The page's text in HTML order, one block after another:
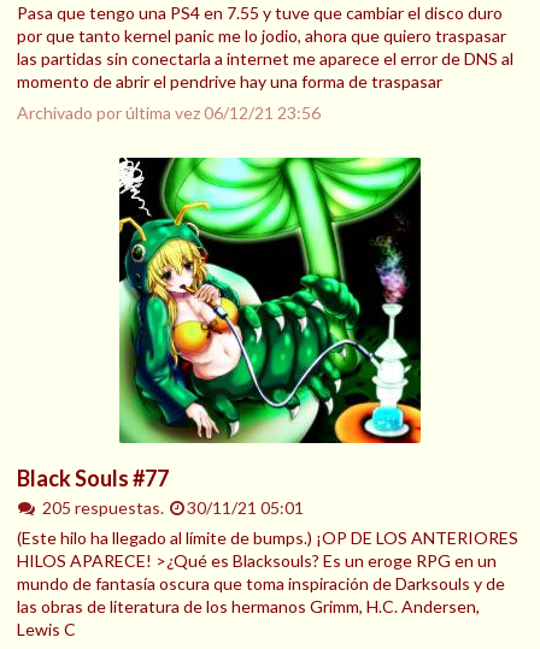
Pasa que tengo una PS4 en 7.55 y tuve que cambiar el disco duro
por que tanto kernel panic me lo jodio, ahora que quiero traspasar
las partidas sin conectarla a internet me aparece el error de DNS al
momento de abrir el pendrive hay una forma de traspasar
Archivado por última vez06/12/21 23:56
Black Souls #77
205 respuestas.
30/11/21 05:01
(Este hilo ha llegado al límite de bumps.) ¡OP DE LOS ANTERIORES
HILOS APARECE! >¿Qué es Blacksouls? Es un eroge RPG en un
mundo de fantasía oscura que toma inspiración de Darksouls y de
las obras de literatura de los hermanos Grimm, H.C. Andersen,
Lewis C